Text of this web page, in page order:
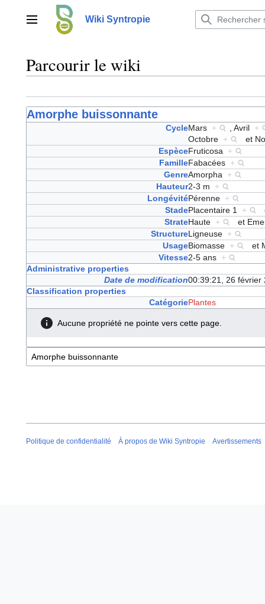
contenuMenu principalWiki Syntropie
Parcourir le wiki
Amorphe buissonnante
CycleMars + Avril +
Octobre + et
EspèceFruticosa +
FamilleFabacées +
GenreAmorpha +
Hauteur2-3 m +
LongévitéPérenne +
StadePlacentaire 1 +
StrateHaute + et
StructureLigneuse +
UsageBiomasse + et
Vitesse2-5 ans +
Administrative properties
Date de modification00:39:21, 26
Classification properties
CatégoriePlantes
Aucune propriété ne pointe vers cette page.
Politique de confidentialité À propos de Wiki Syntropie Avertissements